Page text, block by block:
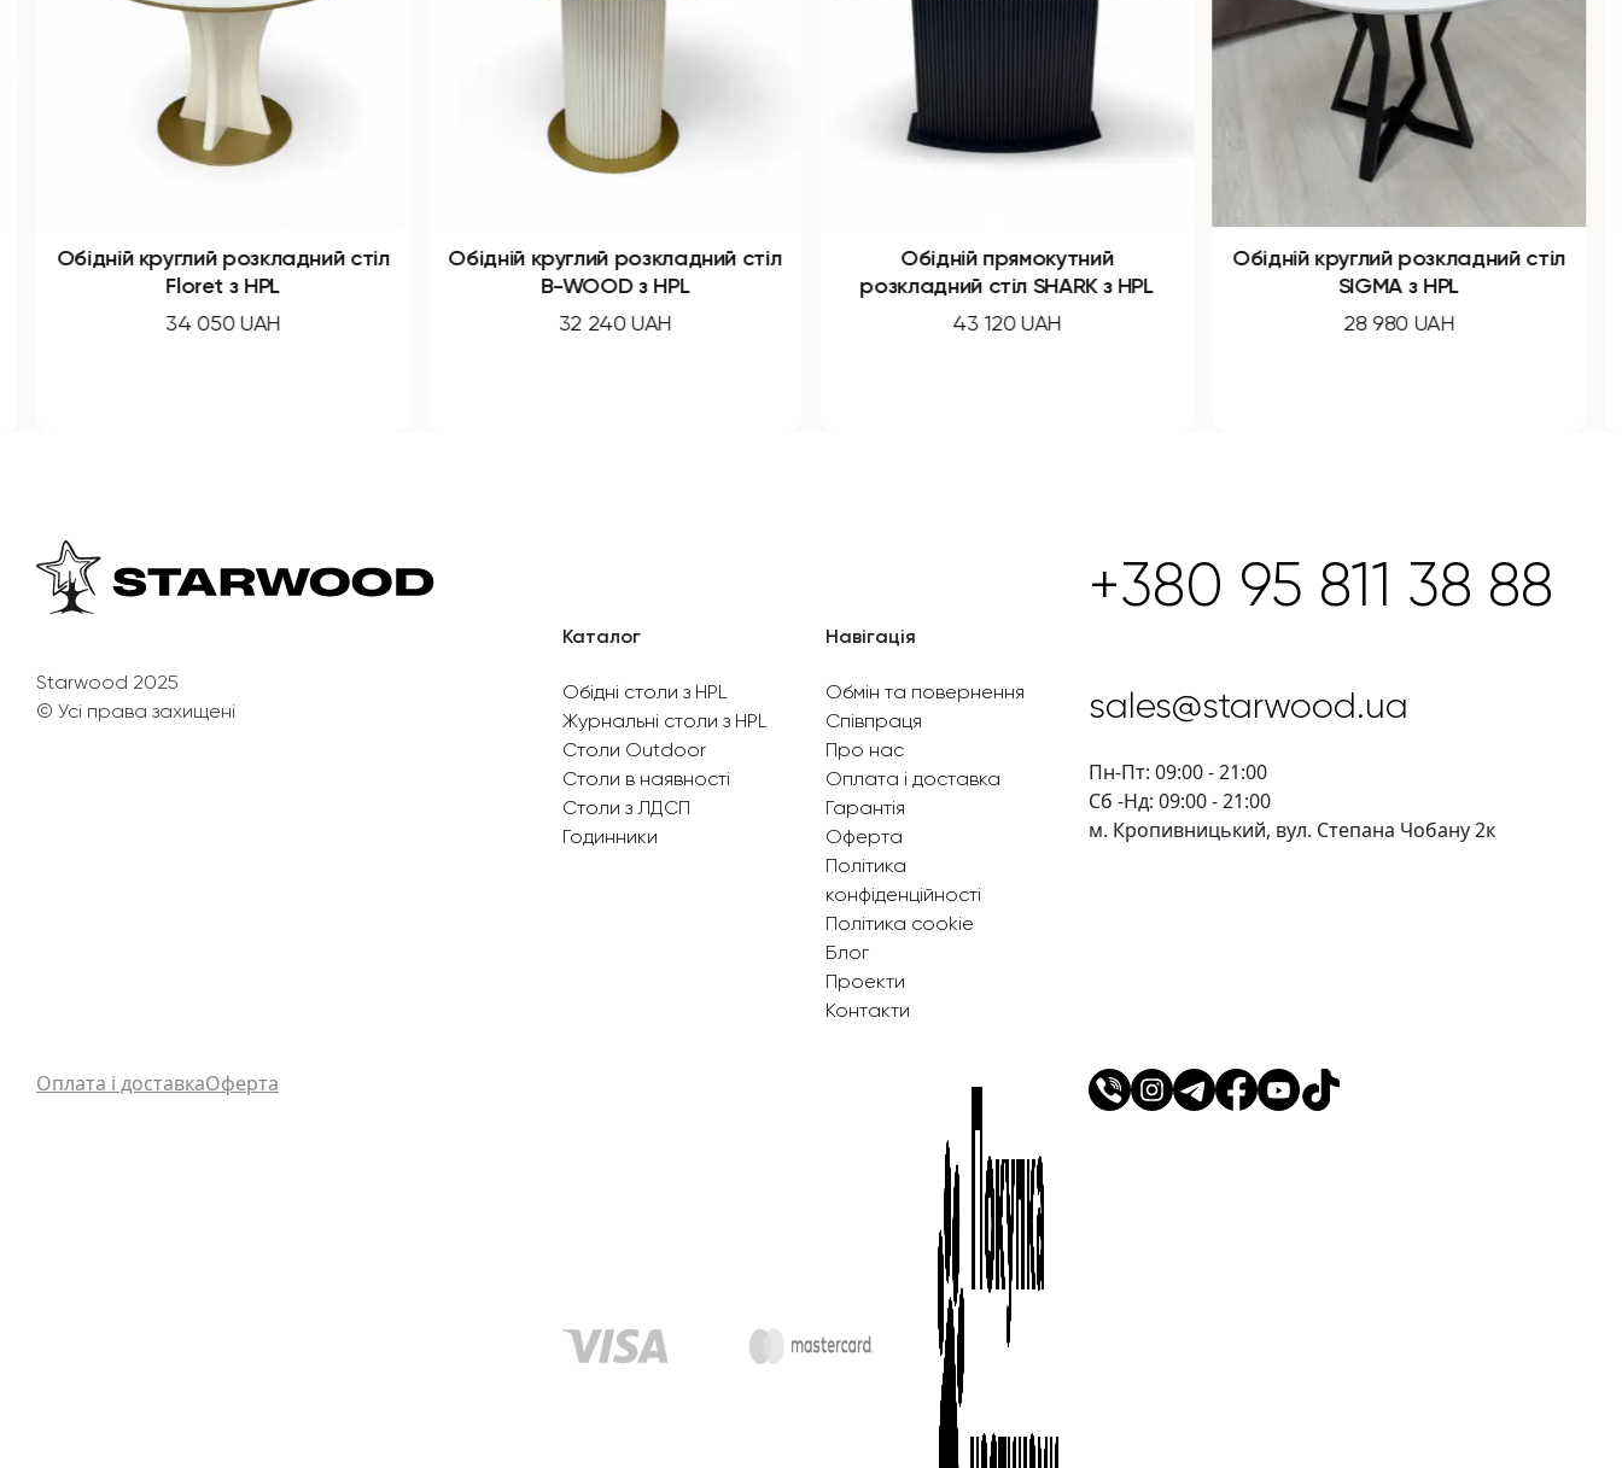
Обідній круглий розкладний стіл
Floret з HPL
34 050 UAH
Обідній круглий розкладний стіл
B-WOOD з HPL
32 240 UAH
Обідній прямокутний
розкладний стіл SHARK з HPL
43 120 UAH
Обідній круглий розкладний стіл
SIGMA з HPL
28 980 UAH
Starwood 2025
© Усі права захищені
Каталог
Обідні столи з HPL
Журнальні столи з HPL
Столи Outdoor
Столи в наявності
Столи з ЛДСП
Годинники
Навігація
Обмін та повернення
Співпраця
Про нас
Оплата і доставка
Гарантія
Оферта
Політика
конфіденційності
Політика cookie
Блог
Проекти
Контакти
+380 95 811 38 88
sales@starwood.ua
Пн-Пт: 09:00 - 21:00
Сб -Нд: 09:00 - 21:00
м. Кропивницький, вул. Степана Чобану 2к
Оплата і доставкаОферта